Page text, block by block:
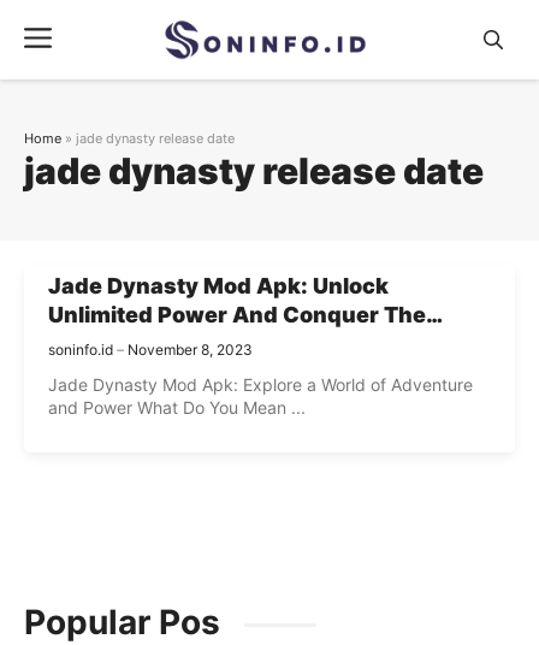
content
Menu
jade dynasty release date
Home » jade dynasty release date
Jade Dynasty Mod Apk: Unlock
Unlimited Power And Conquer The
Ancient Realm
soninfo.id November 8, 2023
Jade Dynasty Mod Apk: Explore a World of Adventure
and Power What Do You Mean ...
Popular Pos